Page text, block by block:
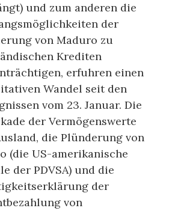
und zum anderen die
der
von Maduro zu
Krediten
erfuhren einen
Wandel seit den
vom 23. Januar. Die
der Vermögenswerte
die Plünderung von
(die US-amerikanische
der PDVSA) und die
der
von